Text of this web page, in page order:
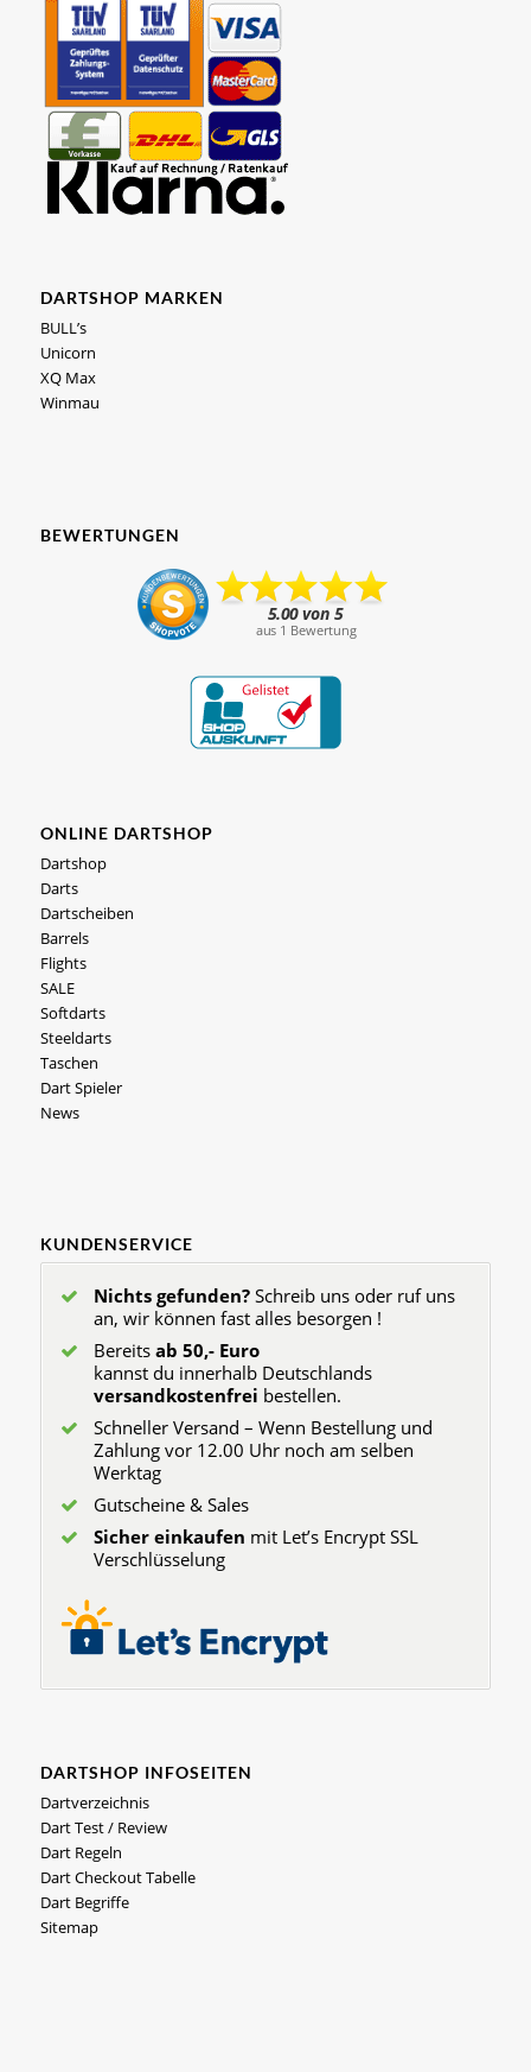
DARTSHOP MARKEN
BULL’s
Unicorn
XQ Max
Winmau
BEWERTUNGEN
ONLINE DARTSHOP
Dartshop
Darts
Dartscheiben
Barrels
Flights
SALE
Softdarts
Steeldarts
Taschen
Dart Spieler
News
KUNDENSERVICE
Nichts gefunden?Schreib uns oder ruf uns
an, wir können fast alles besorgen !
Bereits ab 50,- Euro
kannst du innerhalb Deutschlands
versandkostenfrei bestellen.
Schneller Versand – Wenn Bestellung und
Zahlung vor 12.00 Uhr noch am selben
Werktag
Gutscheine & Sales
Sicher einkaufen mit Let’s Encrypt SSL
Verschlüsselung
DARTSHOP INFOSEITEN
Dartverzeichnis
Dart Test / Review
Dart Regeln
Dart Checkout Tabelle
Dart Begriffe
Sitemap